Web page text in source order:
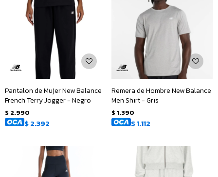
Pantalon de Mujer New Balance
French Terry Jogger - Negro
$ 2.990
$2.392
Remera de Hombre New Balance
Men Shirt - Gris
$ 1.390
$1.112